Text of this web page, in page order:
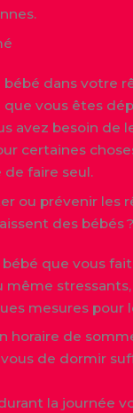
bébé dans votre
que vous êtes
avez besoin de
certaines
de faire seul.
ou prévenir les
des bébés ?
que vous
même
mesures pour
horaire de
de dormir
la journée